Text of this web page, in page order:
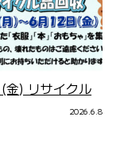
金) リサイクル
2026.6.8